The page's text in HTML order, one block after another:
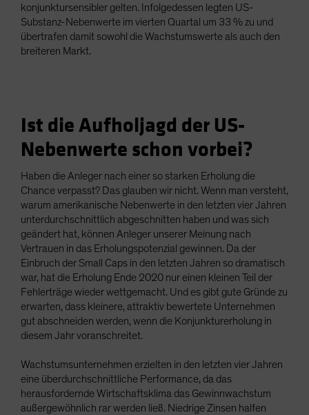
konjunktursensibler gelten. Infolgedessen legten US-
Substanz-Nebenwerte im vierten Quartal um 33 % zu und
übertrafen damit sowohl die Wachstumswerte als auch den
breiteren Markt.
Ist die Aufholjagd der US-
Nebenwerte schon vorbei?
Haben die Anleger nach einer so starken Erholung die
Chance verpasst? Das glauben wir nicht. Wenn man versteht,
warum amerikanische Nebenwerte in den letzten vier Jahren
unterdurchschnittlich abgeschnitten haben und was sich
geändert hat, können Anleger unserer Meinung nach
Vertrauen in das Erholungspotenzial gewinnen. Da der
Einbruch der Small Caps in den letzten Jahren so dramatisch
war, hat die Erholung Ende 2020 nur einen kleinen Teil der
Fehlerträge wieder wettgemacht. Und es gibt gute Gründe zu
erwarten, dass kleinere, attraktiv bewertete Unternehmen
gut abschneiden werden, wenn die Konjunkturerholung in
diesem Jahr voranschreitet.
Wachstumsunternehmen erzielten in den letzten vier Jahren
eine überdurchschnittliche Performance, da das
herausfordernde Wirtschaftsklima das Gewinnwachstum
außergewöhnlich rar werden ließ. Niedrige Zinsen halfen